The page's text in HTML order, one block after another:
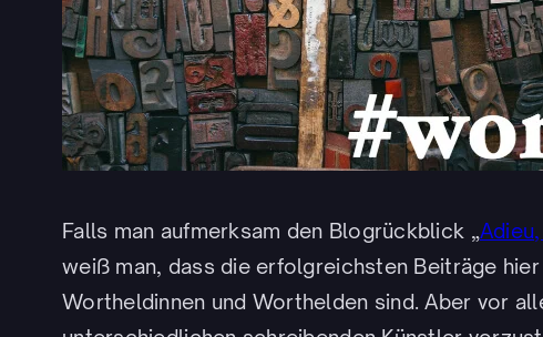
Falls man aufmerksam den Blogrückblick „
weiß man, dass die erfolgreichsten Beiträge
Wortheldinnen und Worthelden sind. Aber vor